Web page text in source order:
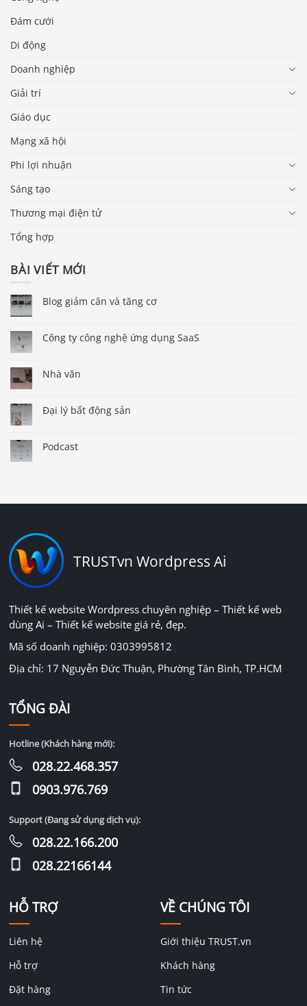
Đám cưới
Di động
Doanh nghiệp
Giải trí
Giáo dục
Mạng xã hội
Phi lợi nhuận
Sáng tạo
Thương mại điện tử
Tổng hợp
BÀI VIẾT MỚI
Blog giảm cân và tăng cơ
Công ty công nghệ ứng dụng SaaS
Nhà văn
Đại lý bất động sản
Podcast
TRUSTvn Wordpress Ai
Thiết kế website Wordpress chuyên nghiệp – Thiết kế web
dùng Ai – Thiết kế website giá rẻ, đẹp.
Mã số doanh nghiệp: 0303995812
Địa chỉ: 17 Nguyễn Đức Thuận, Phường Tân Bình, TP.HCM
HỖ TRỢ
Liên hệ
Hỗ trợ
Đặt hàng
VỀ CHÚNG TÔI
Giới thiệu TRUST.vn
Khách hàng
Tin tức
TỔNG ĐÀI
Hotline (Khách hàng mới):
028.22.468.357
0903.976.769
Support (Đang sử dụng dịch vụ):
028.22.166.200
028.22166144